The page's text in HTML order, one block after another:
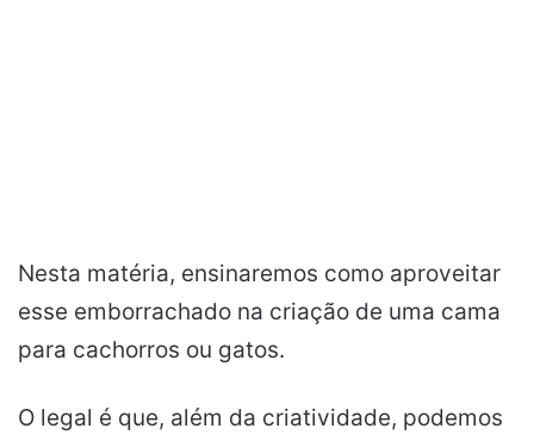
Nesta matéria, ensinaremos como aproveitar
esse emborrachado na criação de uma cama
para cachorros ou gatos.
O legal é que, além da criatividade, podemos